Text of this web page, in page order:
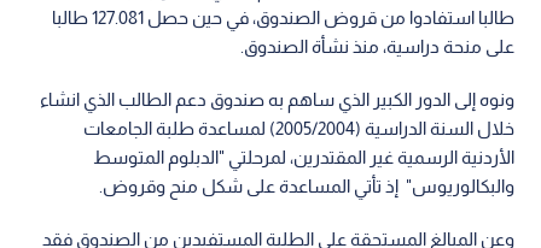
طالبا استفادوا من قروض الصندوق، في حين حصل 127.081 طالبا
على منحة دراسية، منذ نشأة الصندوق.
ونوه إلى الدور الكبير الذي ساهم به صندوق دعم الطالب الذي انشاء
خلال السنة الدراسية (2005/2004) لمساعدة طلبة الجامعات
الأردنية الرسمية غير المقتدرين، لمرحلتي "الدبلوم المتوسط
والبكالوريوس" إذ تأتي المساعدة على شكل منح وقروض.
وعن المبالغ المستحقة على الطلبة المستفيدين من الصندوق فقد